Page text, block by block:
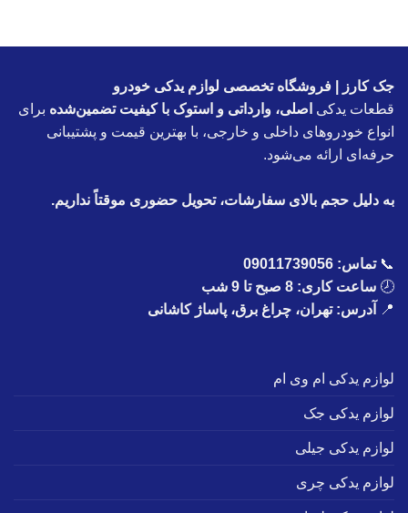
جک کارز | فروشگاه تخصصی لوازم یدکی خودرو
قطعات یدکی اصلی، وارداتی و استوک با کیفیت تضمین‌شده برای
انواع خودروهای داخلی و خارجی، با بهترین قیمت و پشتیبانی
حرفه‌ای ارائه می‌شود.
به دلیل حجم بالای سفارشات، تحویل حضوری موقتاً نداریم.
📞تماس: 09011739056
🕗 ساعت کاری: 8 صبح تا 9 شب
📍
آدرس: تهران، چراغ برق، پاساژ کاشانی
لوازم یدکی ام وی ام
لوازم یدکی جک
لوازم یدکی جیلی
لوازم یدکی چری